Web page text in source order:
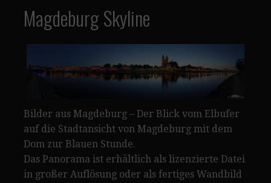
Magdeburg Skyline
Bilder aus Magdeburg – Der Blick vom Elbufer
auf die Stadtansicht von Magdeburg mit dem
Dom zur Blauen Stunde.
Das Panorama ist erhältlich als lizenzierte Datei
in großer Auflösung oder als fertiges Wandbild